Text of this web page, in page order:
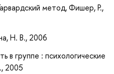
метод, Фишер, Р.,
Н. В., 2006
в группе : психологические
2005